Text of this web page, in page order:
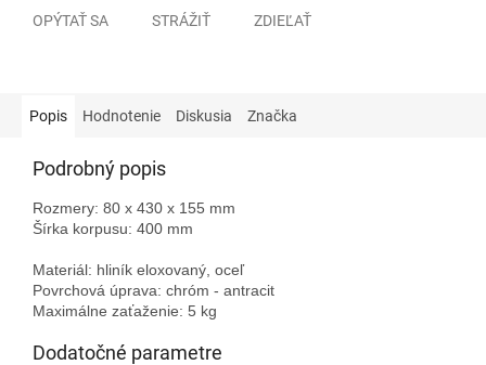
OPÝTAŤ SA STRÁŽIŤ ZDIEĽAŤ
Popis Hodnotenie Diskusia Značka
Podrobný popis
Rozmery: 80 x 430 x 155 mm
Šírka korpusu: 400 mm
Materiál: hliník eloxovaný, oceľ
Povrchová úprava: chróm - antracit
Maximálne zaťaženie: 5 kg
Dodatočné parametre